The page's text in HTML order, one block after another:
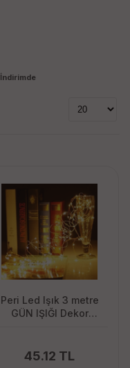
İndirimde
Peri Led Işık 3 metre
GÜN IŞIĞI Dekor
45.12 TL